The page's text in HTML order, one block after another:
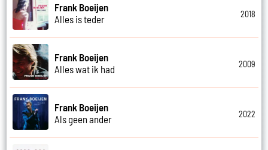
Frank Boeijen
Alles is teder
2018
Frank Boeijen
Alles wat ik had
2009
Frank Boeijen
Als geen ander
2022